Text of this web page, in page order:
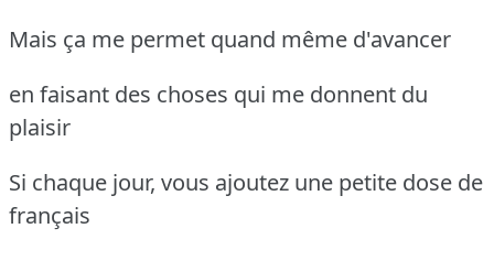
Mais ça me permet quand même d'avancer
en faisant des choses qui me donnent du
plaisir
Si chaque jour, vous ajoutez une petite dose de
français